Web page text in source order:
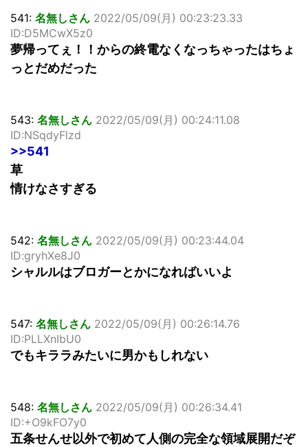
541: 名無しさん 2022/05/09(月) 00:23:23.33
ID:D5MCwX5z0
夢帰ってぇ！！からの終電なくなっちゃったはちょ
っとだめだった
543: 名無しさん 2022/05/09(月) 00:24:11.08
ID:NSqdyFlzd
>>541
草
情けなさすぎる
542: 名無しさん 2022/05/09(月) 00:23:44.04
ID:gryhXe8J0
シャルルはブロガーとかになればいいよ
547: 名無しさん 2022/05/09(月) 00:26:14.76
ID:PLLXnIbU0
でもキララみたいに男かもしれない
548: 名無しさん 2022/05/09(月) 00:26:34.41
ID:+O9kFO7y0
五条せんせ以外で初めて人側の完全な領域展開だぞ